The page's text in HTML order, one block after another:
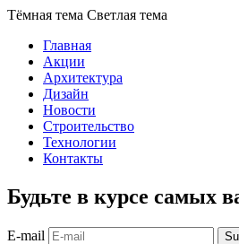
Тёмная тема Светлая тема
Главная
Акции
Архитектура
Дизайн
Новости
Строительство
Технологии
Контакты
Будьте в курсе самых
E-mail